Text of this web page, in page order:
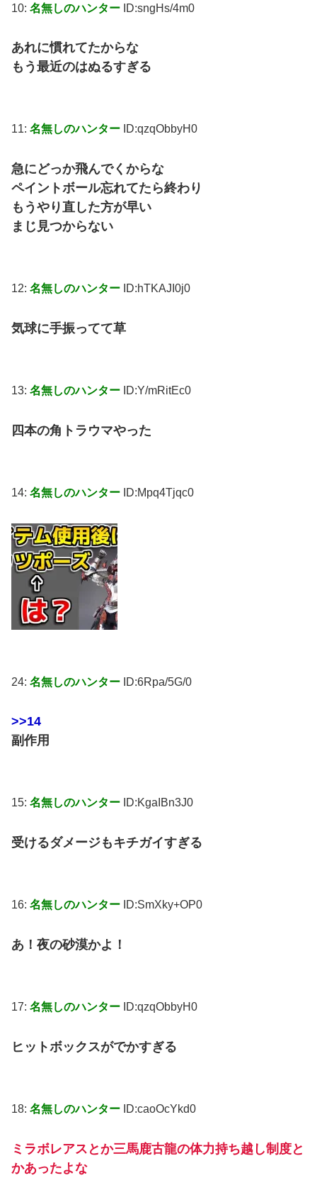
10: 名無しのハンター ID:sngHs/4m0
あれに慣れてたからな
もう最近のはぬるすぎる
11: 名無しのハンター ID:qzqObbyH0
急にどっか飛んでくからな
ペイントボール忘れてたら終わり
もうやり直した方が早い
まじ見つからない
12: 名無しのハンター ID:hTKAJI0j0
気球に手振ってて草
13: 名無しのハンター ID:Y/mRitEc0
四本の角トラウマやった
14: 名無しのハンター ID:Mpq4Tjqc0
24: 名無しのハンター ID:6Rpa/5G/0
>>14
副作用
15: 名無しのハンター ID:KgaIBn3J0
受けるダメージもキチガイすぎる
16: 名無しのハンター ID:SmXky+OP0
あ！夜の砂漠かよ！
17: 名無しのハンター ID:qzqObbyH0
ヒットボックスがでかすぎる
18: 名無しのハンター ID:caoOcYkd0
ミラボレアスとか三馬鹿古龍の体力持ち越し制度と
かあったよな